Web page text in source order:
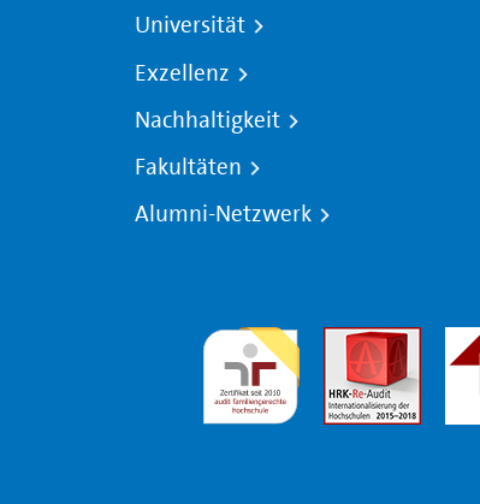
Universität
Exzellenz
Nachhaltigkeit
Fakultäten
Alumni-Netzwerk